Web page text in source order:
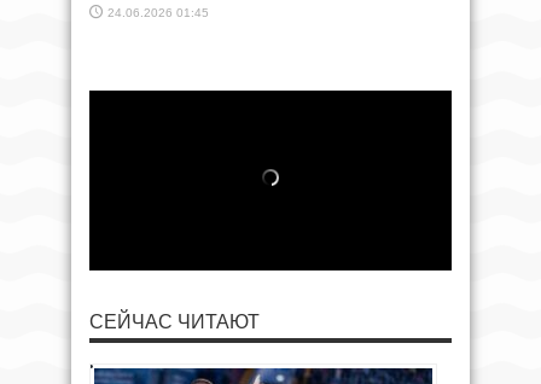
24.06.2026 01:45
СЕЙЧАС ЧИТАЮТ